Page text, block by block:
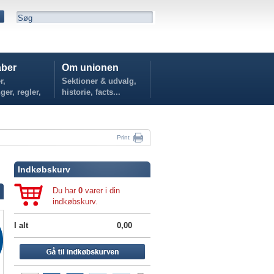
regler,
Om unionen
Sektioner & udvalg,
historie, facts...
Print
Indkøbskurv
Du har 0 varer i din
indkøbskurv.
I alt 0,00